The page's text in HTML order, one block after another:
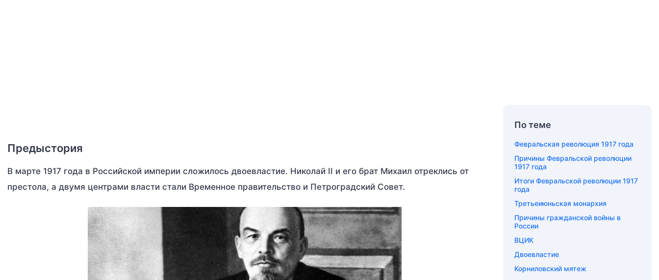
Предыстория
В марте 1917 года в Российской империи сложилось двоевластие. Николай II и его брат Михаил отреклись от
престола, а двумя центрами власти стали Временное правительство и Петроградский Совет.
По теме
Февральская революция 1917 года
Причины Февральской революции
1917 года
Итоги Февральской революции 1917
года
Третьеиюньская монархия
Причины гражданской войны в
России
ВЦИК
Двоевластие
Корниловский мятеж